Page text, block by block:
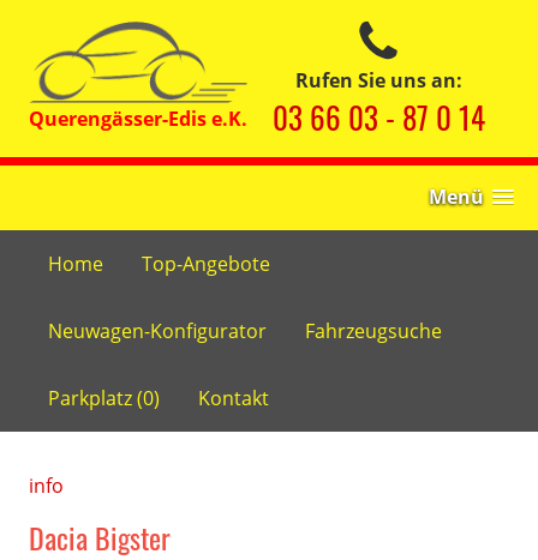
Rufen Sie uns an:
03 66 03 - 87 0 14
Menü
Home Top-Angebote
Neuwagen-Konfigurator Fahrzeugsuche
Parkplatz (0) Kontakt
info
Dacia Bigster